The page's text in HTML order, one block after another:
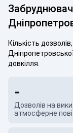
Кількість
довкілля.
Дозволів на
атмосферне
-